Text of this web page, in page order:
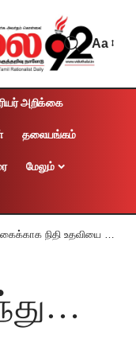
Aa
அறிக்கை
தலையங்கம்
மேலும்
நிதி உதவியை மறுப்பதா?